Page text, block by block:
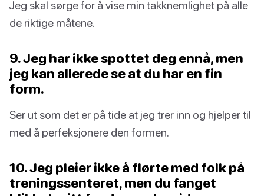
Jeg skal sørge for å vise min takknemlighet på alle
de riktige måtene.
9. Jeg har ikke spottet deg ennå, men
jeg kan allerede se at du har en fin
form.
Ser ut som det er på tide at jeg trer inn og hjelper til
med å perfeksjonere den formen.
10. Jeg pleier ikke å flørte med folk på
treningssenteret, men du fanget